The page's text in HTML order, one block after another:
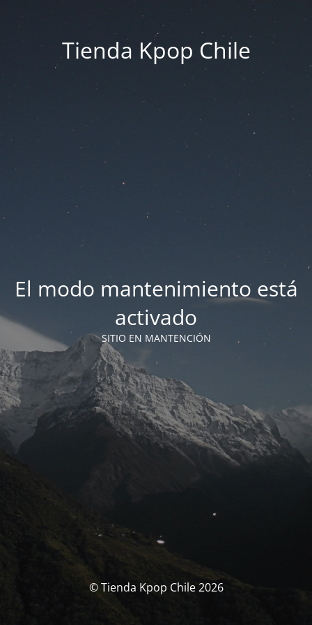
Tienda Kpop Chile
El modo mantenimiento está
activado
SITIO EN MANTENCIÓN
© Tienda Kpop Chile 2026